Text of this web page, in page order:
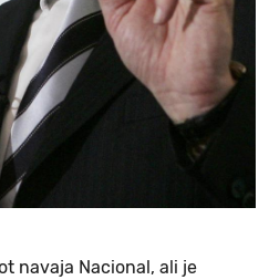
navaja Nacional, ali je